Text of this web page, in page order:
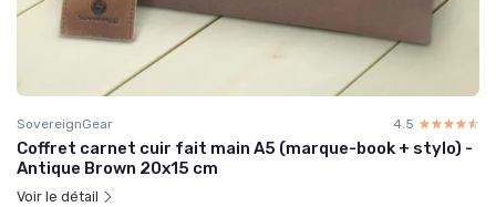
SovereignGear 4.5 ☆☆☆☆☆
★★★★★
Coffret carnet cuir fait main A5 (marque-book + stylo) -
Antique Brown 20x15 cm
Voir le détail